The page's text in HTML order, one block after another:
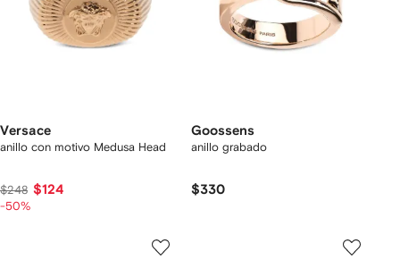
Versace
anillo con motivo Medusa Head
$248 $124
-50%
Goossens
anillo grabado
$330